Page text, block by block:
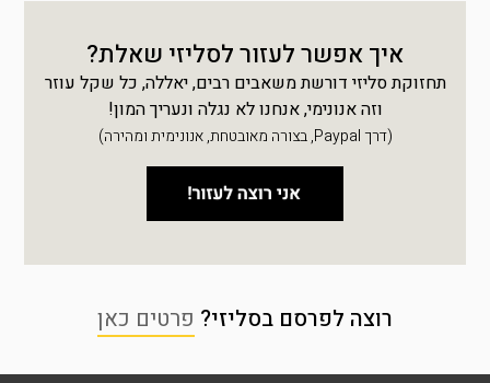
איך אפשר לעזור לסליזי שאלת?
תחזוקת סליזי דורשת משאבים רבים, יאללה, כל שקל עוזר
וזה אנונימי, אנחנו לא נגלה ונעריך המון!
(דרך Paypal, בצורה מאובטחת, אנונימית ומהירה)
רוצה לפרסם בסליזי? פרטים כאן